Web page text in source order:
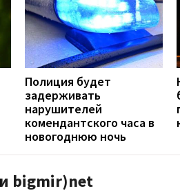
Полиция будет
задерживать
нарушителей
комендантского часа в
новогоднюю ночь
bigmir)net